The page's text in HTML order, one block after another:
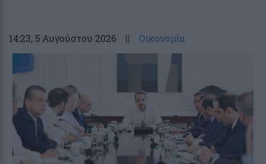
14:23, 5 Αυγούστου 2026 || Οικονομία